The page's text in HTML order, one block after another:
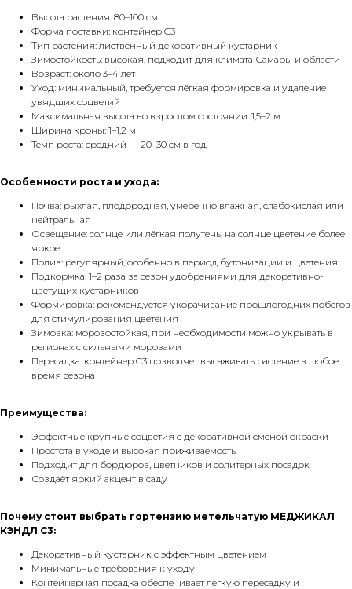
Высота растения: 80–100 см
Форма поставки: контейнер C3
Тип растения: лиственный декоративный кустарник
Зимостойкость: высокая, подходит для климата Самары и области
Возраст: около 3–4 лет
Уход: минимальный, требуется лёгкая формировка и удаление
увядших соцветий
Максимальная высота во взрослом состоянии: 1,5–2 м
Ширина кроны: 1–1,2 м
Темп роста: средний — 20–30 см в год
Особенности роста и ухода:
Почва: рыхлая, плодородная, умеренно влажная, слабокислая или
нейтральная
Освещение: солнце или лёгкая полутень; на солнце цветение более
яркое
Полив: регулярный, особенно в период бутонизации и цветения
Подкормка: 1–2 раза за сезон удобрениями для декоративно-
цветущих кустарников
Формировка: рекомендуется укорачивание прошлогодних побегов
для стимулирования цветения
Зимовка: морозостойкая, при необходимости можно укрывать в
регионах с сильными морозами
Пересадка: контейнер C3 позволяет высаживать растение в любое
время сезона
Преимущества:
Эффектные крупные соцветия с декоративной сменой окраски
Простота в уходе и высокая приживаемость
Подходит для бордюров, цветников и солитерных посадок
Создаёт яркий акцент в саду
Почему стоит выбрать гортензию метельчатую МЕДЖИКАЛ
КЭНДЛ C3:
Декоративный кустарник с эффектным цветением
Минимальные требования к уходу
Контейнерная посадка обеспечивает лёгкую пересадку и